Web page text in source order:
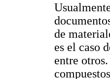
de
es el caso
entre